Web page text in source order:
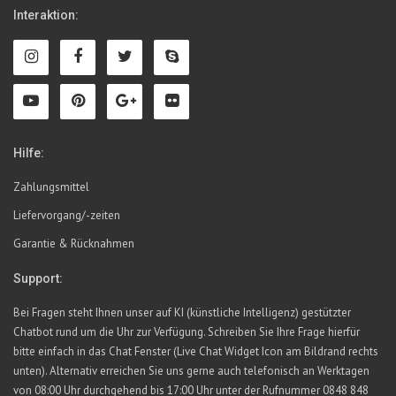
Interaktion:
Hilfe:
Zahlungsmittel
Liefervorgang/-zeiten
Garantie & Rücknahmen
Support:
Bei Fragen steht Ihnen unser auf KI (künstliche Intelligenz) gestützter
Chatbot rund um die Uhr zur Verfügung. Schreiben Sie Ihre Frage hierfür
bitte einfach in das Chat Fenster (Live Chat Widget Icon am Bildrand rechts
unten). Alternativ erreichen Sie uns gerne auch telefonisch an Werktagen
von 08:00 Uhr durchgehend bis 17:00 Uhr unter der Rufnummer 0848 848